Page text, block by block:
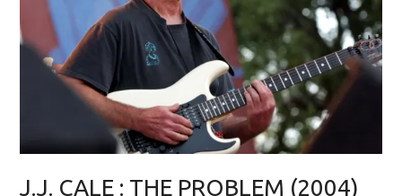
J.J. CALE : THE PROBLEM (2004)